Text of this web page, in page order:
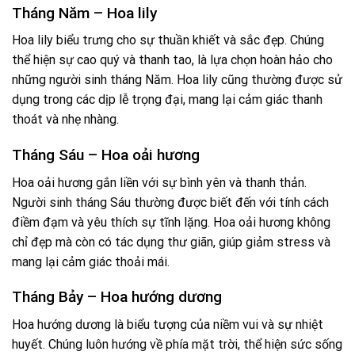
Tháng Năm – Hoa lily
Hoa lily biểu trưng cho sự thuần khiết và sắc đẹp. Chúng
thể hiện sự cao quý và thanh tao, là lựa chọn hoàn hảo cho
những người sinh tháng Năm. Hoa lily cũng thường được sử
dụng trong các dịp lễ trọng đại, mang lại cảm giác thanh
thoát và nhẹ nhàng.
Tháng Sáu – Hoa oải hương
Hoa oải hương gắn liền với sự bình yên và thanh thản.
Người sinh tháng Sáu thường được biết đến với tính cách
điềm đạm và yêu thích sự tĩnh lặng. Hoa oải hương không
chỉ đẹp mà còn có tác dụng thư giãn, giúp giảm stress và
mang lại cảm giác thoải mái.
Tháng Bảy – Hoa hướng dương
Hoa hướng dương là biểu tượng của niềm vui và sự nhiệt
huyết. Chúng luôn hướng về phía mặt trời, thể hiện sức sống